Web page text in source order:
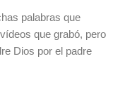
palabras que
que grabó, pero
Dios por el padre